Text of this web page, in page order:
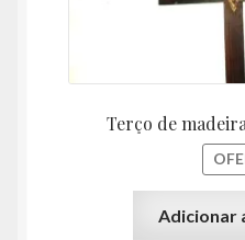
Terço de
Adicionar